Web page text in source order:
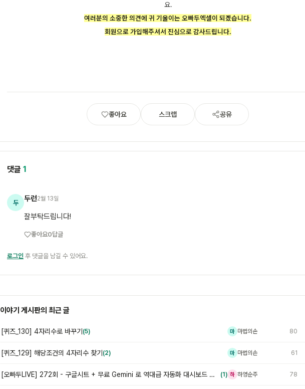
요.
여러분의 소중한 의견에 귀 기울이는 오빠두엑셀이 되겠습니다.
회원으로 가입해주셔서 진심으로 감사드립니다.
좋아요 스크랩 공유
댓글 1
두 두런2월 13일
잘부탁드립니다!
좋아요0답글
로그인 후 댓글을 남길 수 있어요.
이야기 게시판의 최근 글
[퀴즈_130] 4자리수로 바꾸기 (5) 마 마법의손 80
[퀴즈_129] 해당조건의 4자리수 찾기 (2) 마 마법의손 61
[오빠두LIVE] 272회 - 구글시트 + 무료 Gemini 로 역대급 자동화 대시보드 만드는 법(재고관리) (1) 하 하영순주 78